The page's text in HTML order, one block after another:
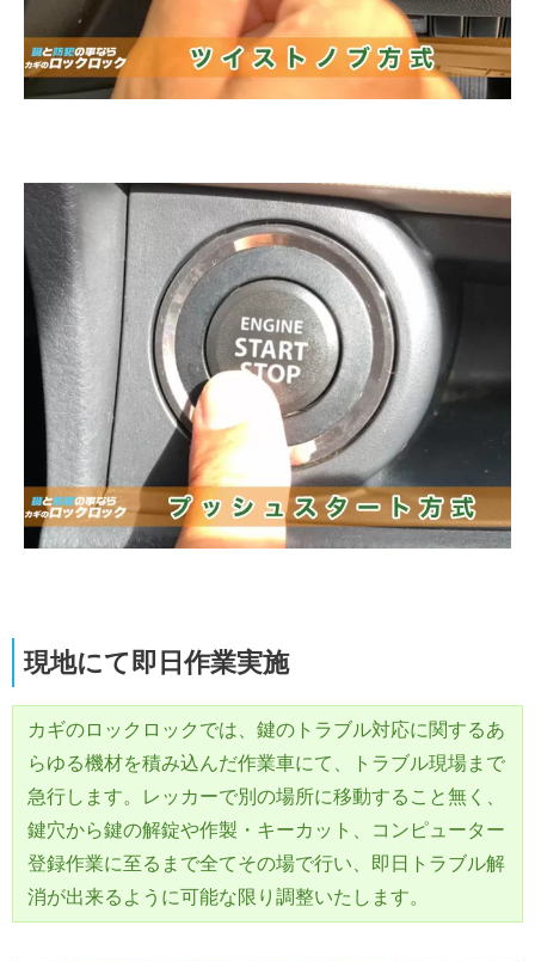
現地にて即日作業実施
カギのロックロックでは、鍵のトラブル対応に関するあ
らゆる機材を積み込んだ作業車にて、トラブル現場まで
急行します。レッカーで別の場所に移動すること無く、
鍵穴から鍵の解錠や作製・キーカット、コンピューター
登録作業に至るまで全てその場で行い、即日トラブル解
消が出来るように可能な限り調整いたします。